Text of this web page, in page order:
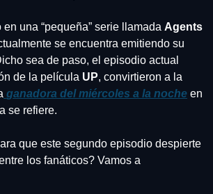
una “pequeña” serie llamada Agents
se encuentra emitiendo su
sea de paso, el episodio actual
de la película UP, convirtieron a la
ganadora del miércoles a la noche en
se refiere.
que este segundo episodio despierte
los fanáticos? Vamos a